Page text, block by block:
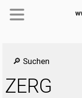
🔎 Suchen
ZERG